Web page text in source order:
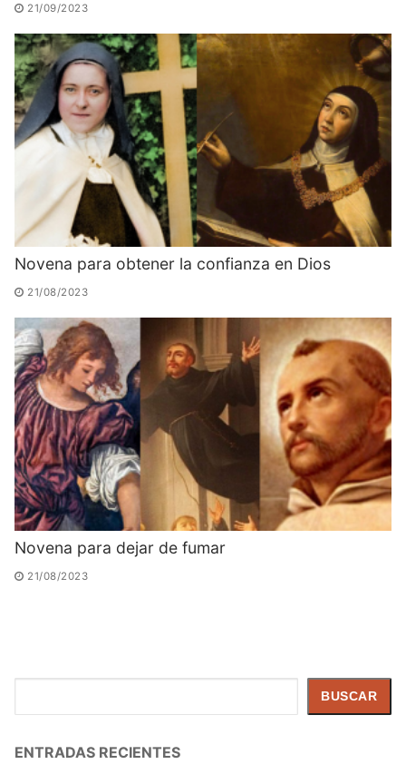
21/09/2023
Novena para obtener la confianza en Dios
21/08/2023
Novena para dejar de fumar
21/08/2023
BUSCAR
ENTRADAS RECIENTES